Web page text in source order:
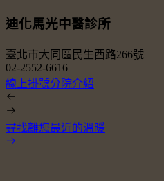
迪化馬光中醫診所
臺北市大同區民生西路266號
02-2552-6616
線上掛號分院介紹
尋找離您最近的溫暖